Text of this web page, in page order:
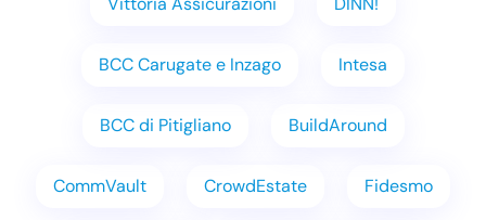
BCC Carugate e Inzago Intesa
BCC di Pitigliano BuildAround
CommVault CrowdEstate Fidesmo